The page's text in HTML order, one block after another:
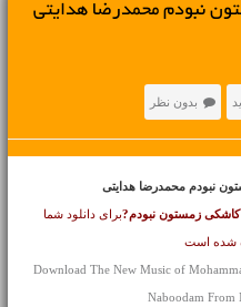
نبودم محمدرضا هدایتی
بدون نظر
نبودم محمدرضا هدایتی
کاشکی زمستون نبودم?برای دانلود شما
شده است
Download The New Music of
Naboodam From